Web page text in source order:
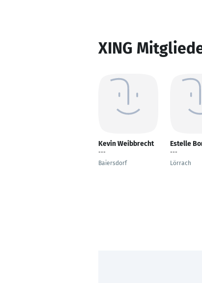
XING
Kevin Weibbrecht
---
Baiersdorf
Estelle
---
Lörrach